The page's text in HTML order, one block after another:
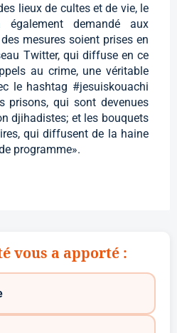
lieux de cultes et de vie, le
demandé aux
mesures soient prises en
Twitter, qui diffuse en ce
au crime, une véritable
le hashtag #jesuiskouachi
prisons, qui sont devenues
djihadistes; et les bouquets
qui diffusent de la haine
programme».
vous a apporté :